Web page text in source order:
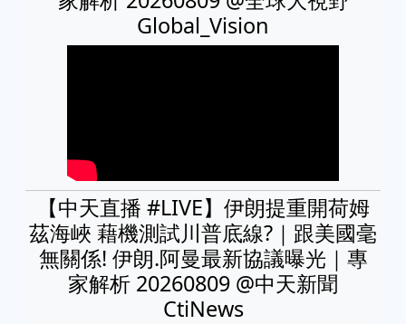
Global_Vision
【中天直播 #LIVE】伊朗提重開荷姆
茲海峽 藉機測試川普底線?｜跟美國毫
無關係! 伊朗.阿曼最新協議曝光｜專
家解析 20260809 @中天新聞
CtiNews